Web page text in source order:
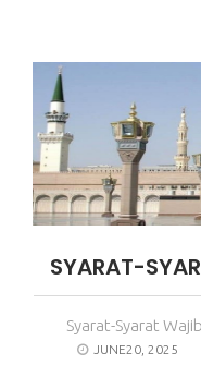
SYARAT-
Syarat-Syarat
JUNE20, 2025